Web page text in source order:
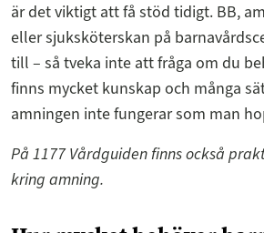
är det viktigt att få stöd tidigt. BB,
eller sjuksköterskan på
till – så tveka inte att fråga om du
finns mycket kunskap och många
amningen inte fungerar som man
På 1177 Vårdguiden finns också
kring amning.